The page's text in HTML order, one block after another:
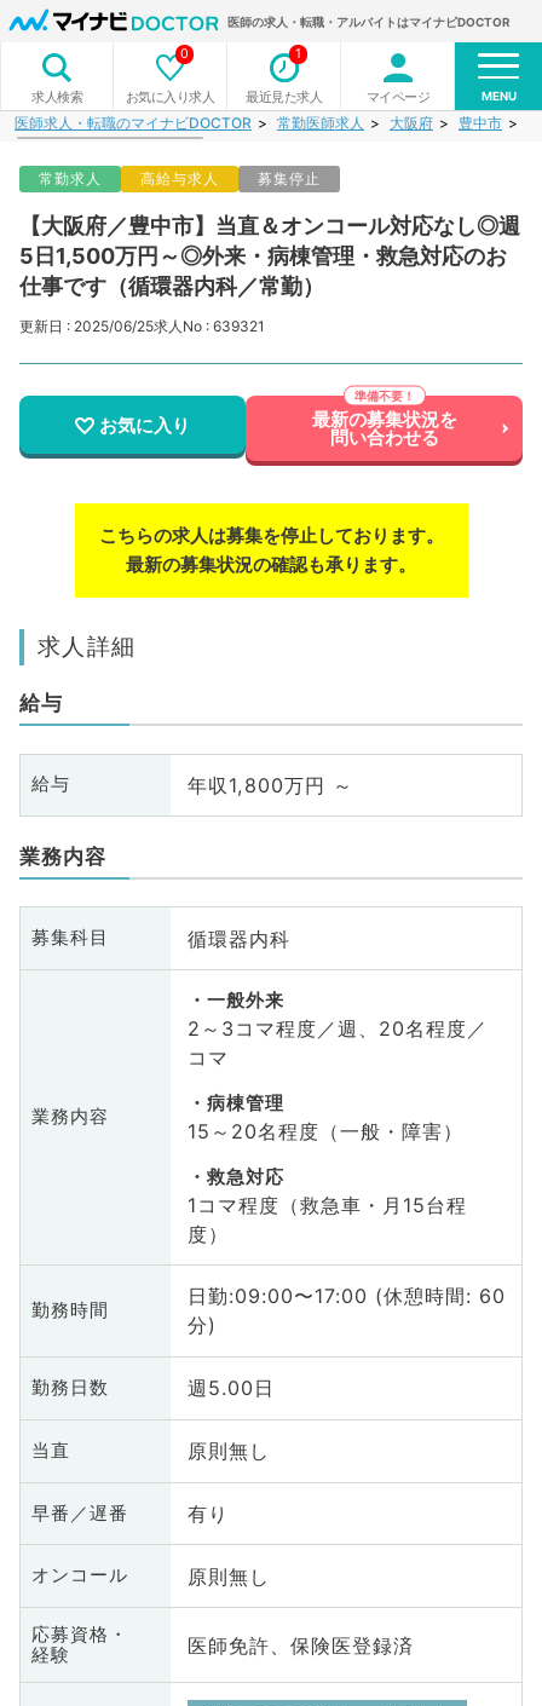
医師の求人・転職・アルバイトはマイナビDOCTOR
求人検索 お気に入り求人
0
最近見た求人
1
マイページ MENU
医師求人・転職のマイナビDOCTOR 常勤医師求人 大阪府 豊中市
常勤求人 高給与求人 募集停止
【大阪府／豊中市】当直＆オンコール対応なし◎週
5日1,500万円～◎外来・病棟管理・救急対応のお
仕事です（循環器内科／常勤）
更新日 : 2025/06/25求人No : 639321
お気に入り 最新の募集状況を
問い合わせる
こちらの求人は募集を停止しております。
最新の募集状況の確認も承ります。
求人詳細
給与
給与 年収1,800万円 ～
業務内容
募集科目 循環器内科
業務内容
一般外来
2～3コマ程度／週、20名程度／
コマ
病棟管理
15～20名程度（一般・障害）
救急対応
1コマ程度（救急車・月15台程
度）
勤務時間
日勤:09:00〜17:00 (休憩時間: 60
分)
勤務日数 週5.00日
当直 原則無し
早番／遅番 有り
オンコール 原則無し
応募資格・
経験
医師免許、保険医登録済